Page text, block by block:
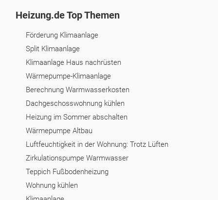
Heizung.de Top Themen
Förderung Klimaanlage
Split Klimaanlage
Klimaanlage Haus nachrüsten
Wärmepumpe-Klimaanlage
Berechnung Warmwasserkosten
Dachgeschosswohnung kühlen
Heizung im Sommer abschalten
Wärmepumpe Altbau
Luftfeuchtigkeit in der Wohnung: Trotz Lüften
Zirkulationspumpe Warmwasser
Teppich Fußbodenheizung
Wohnung kühlen